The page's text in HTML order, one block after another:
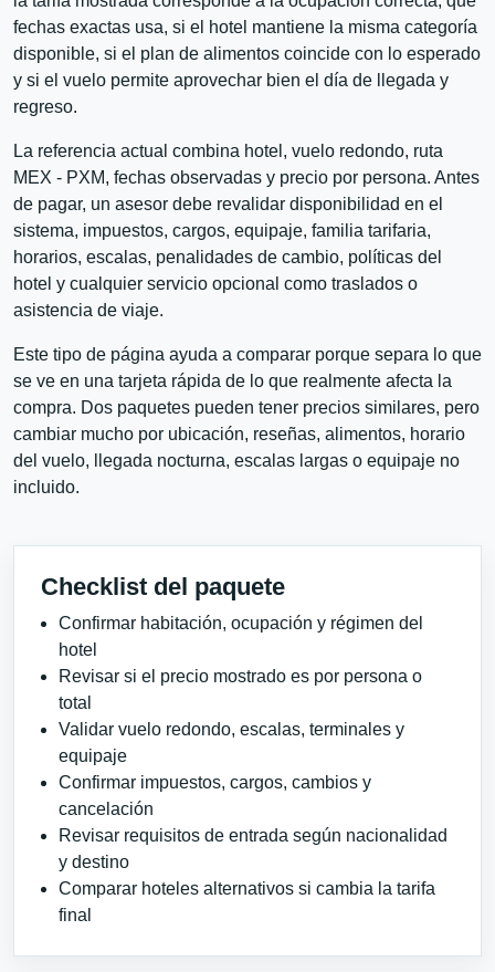
fechas exactas usa, si el hotel mantiene la misma categoría
disponible, si el plan de alimentos coincide con lo esperado
y si el vuelo permite aprovechar bien el día de llegada y
regreso.
La referencia actual combina hotel, vuelo redondo, ruta
MEX - PXM, fechas observadas y precio por persona. Antes
de pagar, un asesor debe revalidar disponibilidad en el
sistema, impuestos, cargos, equipaje, familia tarifaria,
horarios, escalas, penalidades de cambio, políticas del
hotel y cualquier servicio opcional como traslados o
asistencia de viaje.
Este tipo de página ayuda a comparar porque separa lo que
se ve en una tarjeta rápida de lo que realmente afecta la
compra. Dos paquetes pueden tener precios similares, pero
cambiar mucho por ubicación, reseñas, alimentos, horario
del vuelo, llegada nocturna, escalas largas o equipaje no
incluido.
Checklist del paquete
Confirmar habitación, ocupación y régimen del
hotel
Revisar si el precio mostrado es por persona o
total
Validar vuelo redondo, escalas, terminales y
equipaje
Confirmar impuestos, cargos, cambios y
cancelación
Revisar requisitos de entrada según nacionalidad
y destino
Comparar hoteles alternativos si cambia la tarifa
final